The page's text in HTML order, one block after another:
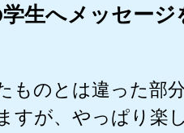
生へメッセージ
ものとは違った部
すが、やっぱり楽